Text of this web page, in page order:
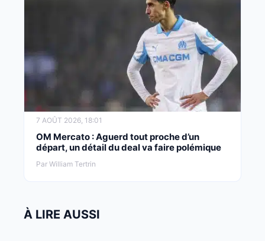
7 AOÛT 2026, 18:01
OM Mercato : Aguerd tout proche d’un
départ, un détail du deal va faire polémique
Par William Tertrin
À LIRE AUSSI